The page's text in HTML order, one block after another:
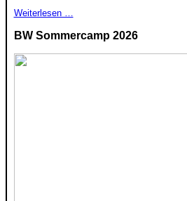
Weiterlesen …
BW Sommercamp 2026